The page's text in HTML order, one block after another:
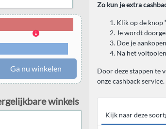
Zo kun je extra
Klik op de knop
Je wordt
Doe je
Na het
Door deze stappen te
onze cashback service.
Kijk naar deze
Voorwaarden en
Ga nu winkelen
winkels